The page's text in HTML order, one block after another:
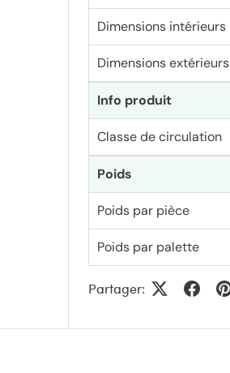
Dimensions intérieurs
Dimensions extérieurs
Info produit
Classe de circulation
Poids
Poids par pièce
Poids par palette
Partager: